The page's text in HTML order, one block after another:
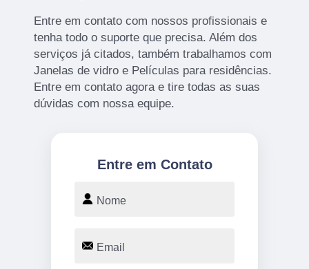
Entre em contato com nossos profissionais e
tenha todo o suporte que precisa. Além dos
serviços já citados, também trabalhamos com
Janelas de vidro e Películas para residências.
Entre em contato agora e tire todas as suas
dúvidas com nossa equipe.
Entre em Contato